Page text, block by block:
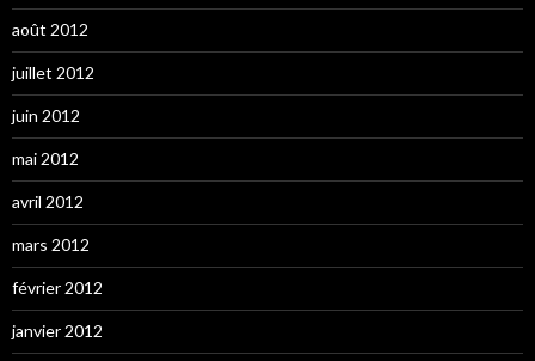
août 2012
juillet 2012
juin 2012
mai 2012
avril 2012
mars 2012
février 2012
janvier 2012